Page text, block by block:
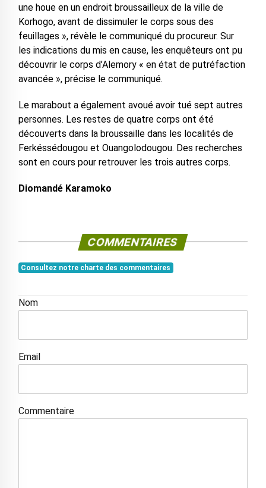
une houe en un endroit broussailleux de la ville de
Korhogo, avant de dissimuler le corps sous des
feuillages », révèle le communiqué du procureur. Sur
les indications du mis en cause, les enquêteurs ont pu
découvrir le corps d’Alemory « en état de putréfaction
avancée », précise le communiqué.
Le marabout a également avoué avoir tué sept autres
personnes. Les restes de quatre corps ont été
découverts dans la broussaille dans les localités de
Ferkéssédougou et Ouangolodougou. Des recherches
sont en cours pour retrouver les trois autres corps.
Diomandé Karamoko
COMMENTAIRES
Consultez notre charte des commentaires
Nom
Email
Commentaire